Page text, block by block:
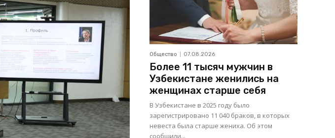
Общество 07.08.2026
Более 11 тысяч мужчин в
Узбекистане женились на
женщинах старше себя
В Узбекистане в 2025 году было
зарегистрировано 11 040 браков, в которых
невеста была старше жениха. Об этом
сообщили...